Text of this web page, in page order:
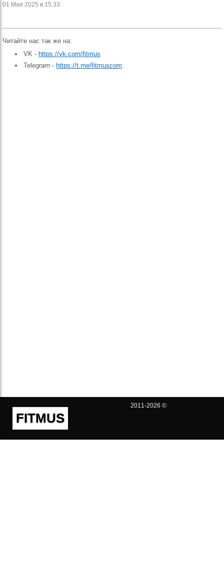
01 Мая 2025 в 15:33
Читайте нас так же на:
VK - https://vk.com/fitmus
Telegram - https://t.me/fitmuscom
FITMUS
2011-2026 ©